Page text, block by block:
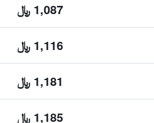
1,087 ﷼
1,116 ﷼
1,181 ﷼
1,185 ﷼